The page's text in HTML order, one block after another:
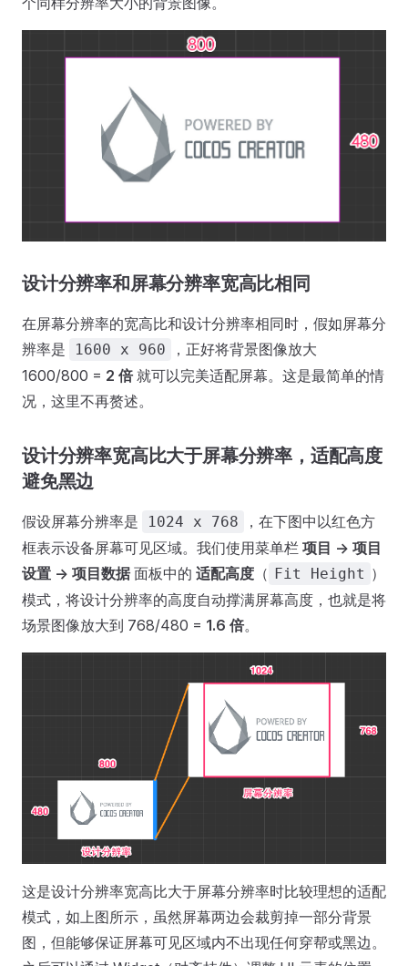
设计分辨率和屏幕分辨率宽高比相同
在屏幕分辨率的宽高比和设计分辨率相同时，假如屏幕分
辨率是
1600 x 960
，正好将背景图像放大
1600/800 = 2 倍就可以完美适配屏幕。这是最简单的情
况，这里不再赘述。
设计分辨率宽高比大于屏幕分辨率，适配高度
避免黑边
假设屏幕分辨率是 1024 x 768
，在下图中以红色方
框表示设备屏幕可见区域。我们使用菜单栏 项目 -> 项目
设置 -> 项目数据面板中的 适配高度 （ Fit Height ）
模式，将设计分辨率的高度自动撑满屏幕高度，也就是将
场景图像放大到 768/480 = 1.6 倍。
这是设计分辨率宽高比大于屏幕分辨率时比较理想的适配
模式，如上图所示，虽然屏幕两边会裁剪掉一部分背景
图，但能够保证屏幕可见区域内不出现任何穿帮或黑边。